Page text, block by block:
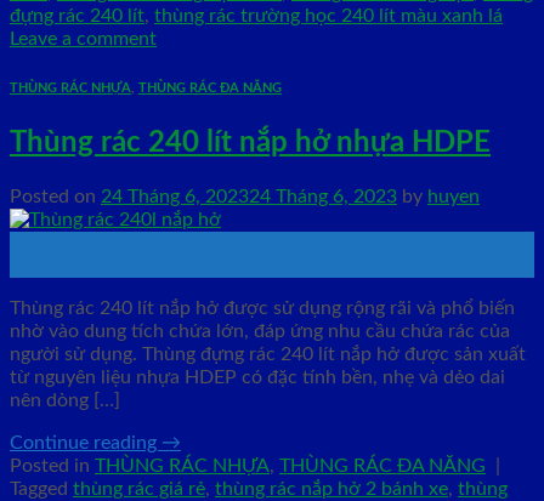
đựng rác 240 lít, thùng rác trường học 240 lít màu xanh lá
Leave a comment
THÙNG RÁC NHỰA, THÙNG RÁC ĐA NĂNG
Thùng rác 240 lít nắp hở nhựa HDPE
Posted on 24 Tháng 6, 202324 Tháng 6, 2023 by huyen
Thùng rác 240 lít nắp hở được sử dụng rộng rãi và phổ biến
nhờ vào dung tích chứa lớn, đáp ứng nhu cầu chứa rác của
người sử dụng. Thùng đựng rác 240 lít nắp hở được sản xuất
từ nguyên liệu nhựa HDEP có đặc tính bền, nhẹ và dẻo dai
nên dòng […]
Continue reading →
Posted in THÙNG RÁC NHỰA, THÙNG RÁC ĐA NĂNG
Tagged thùng rác giá rẻ, thùng rác nắp hở 2 bánh xe, thùng